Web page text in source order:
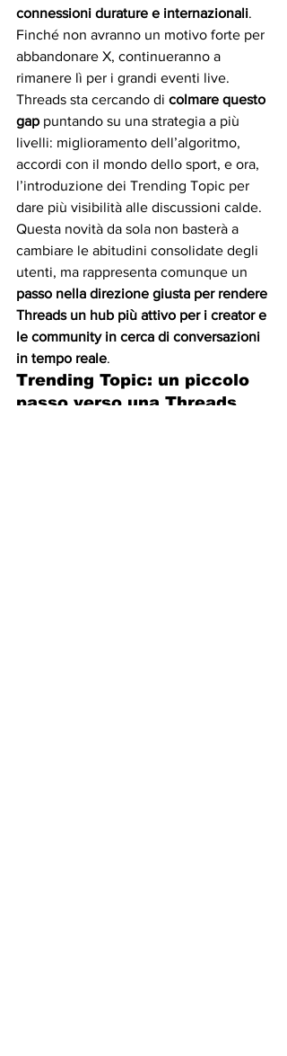
connessioni durature e internazionali.
Finché non avranno un motivo forte per
abbandonare X, continueranno a
rimanere lì per i grandi eventi live.
Threads sta cercando di colmare questo
gap puntando su una strategia a più
livelli: miglioramento dell’algoritmo,
accordi con il mondo dello sport, e ora,
l’introduzione dei Trending Topic per
dare più visibilità alle discussioni calde.
Questa novità da sola non basterà a
cambiare le abitudini consolidate degli
utenti, ma rappresenta comunque un
passo nella direzione giusta per rendere
Threads un hub più attivo per i creator e
le community in cerca di conversazioni
in tempo reale.
Trending Topic: un piccolo
passo verso una Threads